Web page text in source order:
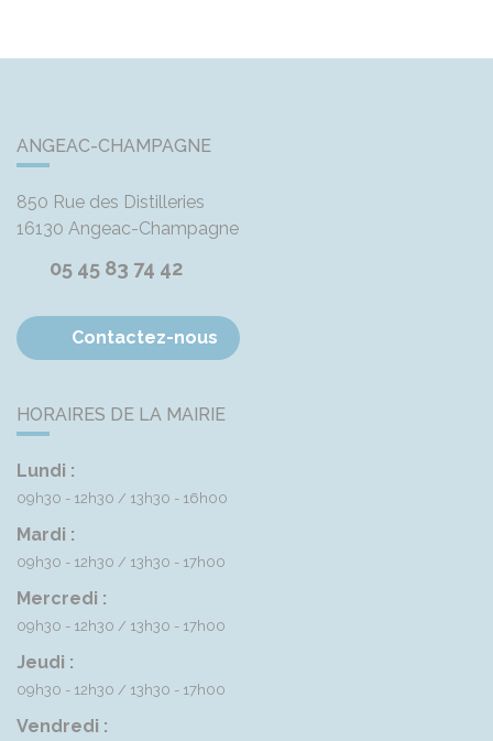
ANGEAC-CHAMPAGNE
850 Rue des Distilleries
16130 Angeac-Champagne
05 45 83 74 42
Contactez-nous
HORAIRES DE LA MAIRIE
Lundi :
09h30 - 12h30 13h30 - 16h00
Mardi :
09h30 - 12h30 13h30 - 17h00
Mercredi :
09h30 - 12h30 13h30 - 17h00
Jeudi :
09h30 - 12h30 13h30 - 17h00
Vendredi :